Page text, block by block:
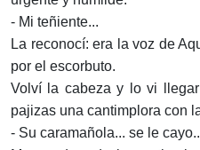
- Mi teñiente...
La reconocí: era la voz de
por el escorbuto.
Volví la cabeza y lo vi
pajizas una cantimplora con
- Su caramañola... se le